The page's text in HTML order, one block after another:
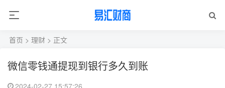
首页 > 理财 > 正文
微信零钱通提现到银行多久到账
2024-02-27 15:57:26